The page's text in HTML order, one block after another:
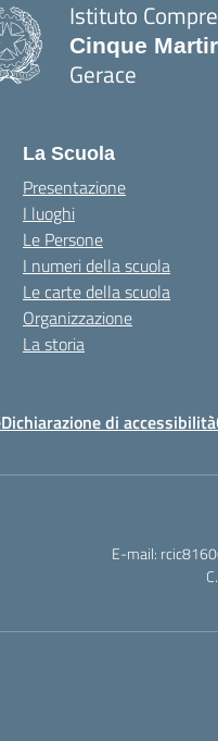
Istituto
Cinque
Gerace
La Scuola
Presentazione
I luoghi
Le Persone
I numeri della scuola
Le carte della scuola
Organizzazione
La storia
Dichiarazione di accessibilità
E-mail: